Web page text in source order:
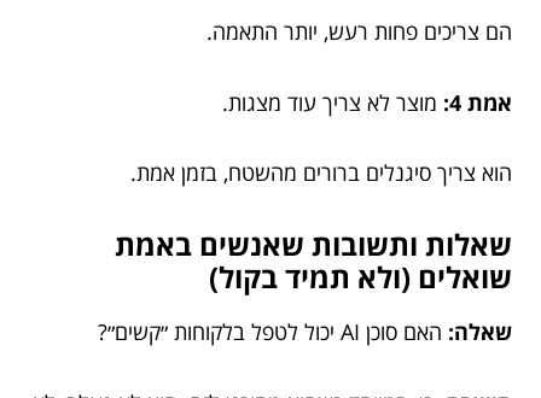
הם צריכים פחות רעש, יותר התאמה.
אמת 4: מוצר לא צריך עוד מצגות.
הוא צריך סיגנלים ברורים מהשטח, בזמן אמת.
שאלות ותשובות שאנשים באמת
שואלים (ולא תמיד בקול)
שאלה: האם סוכן AI יכול לטפל בלקוחות ״קשים״?